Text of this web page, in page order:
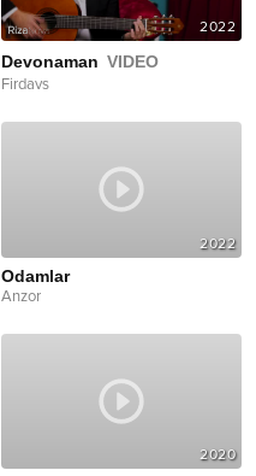
2022
Devonaman VIDEO
Firdavs
2022
Odamlar
Anzor
2020